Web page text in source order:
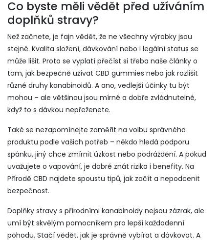
Co byste měli vědět před užíváním
doplňků stravy?
Než začnete, je fajn vědět, že ne všechny výrobky jsou
stejné. Kvalita složení, dávkování nebo i legální status se
může lišit. Proto se vyplatí přečíst si třeba naše články o
tom, jak bezpečně užívat CBD gummies nebo jak rozlišit
různé druhy kanabinoidů. A ano, vedlejší účinky tu být
mohou – ale většinou jsou mírné a dobře zvládnutelné,
když to s dávkou nepřeženete.
Také se nezapomínejte zaměřit na volbu správného
produktu podle vašich potřeb – někdo hledá podporu
spánku, jiný chce zmírnit úzkost nebo podráždění. A pokud
uvažujete o vapování, je dobré znát rizika i benefity. Na
Přírodě CBD najdete spoustu tipů, jak začít a nepodcenit
bezpečnost.
Doplňky stravy s přírodními kanabinoidy nejsou zázrak, ale
umí být skvělým pomocníkem pro lepší každodenní
pohodu. Stačí vědět, jak je správně vybírat a dávkovat. A